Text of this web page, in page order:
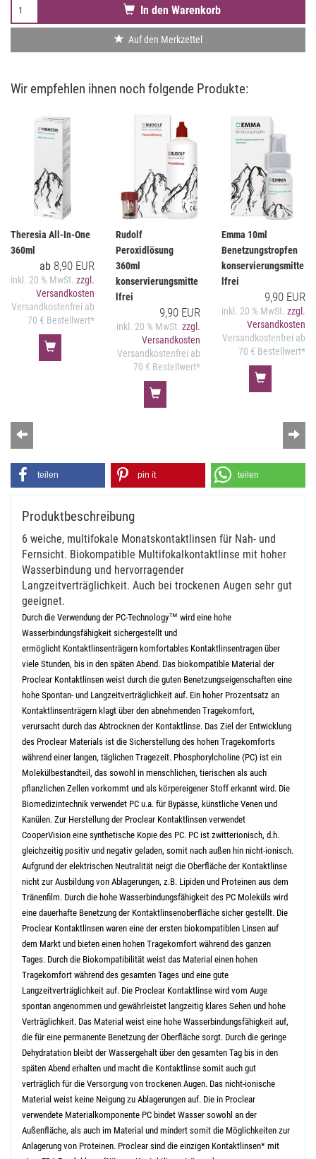
In den Warenkorb
Auf den Merkzettel
Wir empfehlen ihnen noch folgende Produkte:
Theresia All-In-One
360ml
ab 8,90 EUR
inkl. 20 % MwSt.zzgl.
Versandkosten
Versandkostenfrei ab
70 € Bestellwert*
Rudolf
Peroxidlösung
360ml
konservierungsmitte
lfrei
9,90 EUR
inkl. 20 % MwSt. zzgl.
Versandkosten
Versandkostenfrei ab
70 € Bestellwert*
Emma 10ml
Benetzungstropfen
konservierungsmitte
lfrei
9,90 EUR
inkl. 20 % MwSt. zzgl.
Versandkosten
Versandkostenfrei ab
70 € Bestellwert*
Zurück
teilen pin it teilen
Produktbeschreibung
6 weiche, multifokale Monatskontaktlinsen für Nah- und
Fernsicht. Biokompatible Multifokalkontaktlinse mit hoher
Wasserbindung und hervorragender
Langzeitverträglichkeit. Auch bei trockenen Augen sehr gut
geeignet.
Durch die Verwendung der PC-Technology™ wird eine hohe
Wasserbindungsfähigkeit sichergestellt und
ermöglicht Kontaktlinsenträgern komfortables Kontaktlinsentragen über
viele Stunden, bis in den späten Abend. Das biokompatible Material der
Proclear Kontaktlinsen weist durch die guten Benetzungseigenschaften eine
hohe Spontan- und Langzeitverträglichkeit auf. Ein hoher Prozentsatz an
Kontaktlinsenträgern klagt über den abnehmenden Tragekomfort,
verursacht durch das Abtrocknen der Kontaktlinse. Das Ziel der Entwicklung
des Proclear Materials ist die Sicherstellung des hohen Tragekomforts
während einer langen, täglichen Tragezeit. Phosphorylcholine (PC) ist ein
Molekülbestandteil, das sowohl in menschlichen, tierischen als auch
pflanzlichen Zellen vorkommt und als körpereigener Stoff erkannt wird. Die
Biomedizintechnik verwendet PC u.a. für Bypässe, künstliche Venen und
Kanülen. Zur Herstellung der Proclear Kontaktlinsen verwendet
CooperVision eine synthetische Kopie des PC. PC ist zwitterionisch, d.h.
gleichzeitig positiv und negativ geladen, somit nach außen hin nicht-ionisch.
Aufgrund der elektrischen Neutralität neigt die Oberfläche der Kontaktlinse
nicht zur Ausbildung von Ablagerungen, z.B. Lipiden und Proteinen aus dem
Tränenfilm. Durch die hohe Wasserbindungsfähigkeit des PC Moleküls wird
eine dauerhafte Benetzung der Kontaktlinsenoberfläche sicher gestellt. Die
Proclear Kontaktlinsen waren eine der ersten biokompatiblen Linsen auf
dem Markt und bieten einen hohen Tragekomfort während des ganzen
Tages. Durch die Biokompatibilität weist das Material einen hohen
Tragekomfort während des gesamten Tages und eine gute
Langzeitverträglichkeit auf. Die Proclear Kontaktlinse wird vom Auge
spontan angenommen und gewährleistet langzeitig klares Sehen und hohe
Verträglichkeit. Das Material weist eine hohe Wasserbindungsfähigkeit auf,
die für eine permanente Benetzung der Oberfläche sorgt. Durch die geringe
Dehydratation bleibt der Wassergehalt über den gesamten Tag bis in den
späten Abend erhalten und macht die Kontaktlinse somit auch gut
verträglich für die Versorgung von trockenen Augen. Das nicht-ionische
Material weist keine Neigung zu Ablagerungen auf. Die in Proclear
verwendete Materialkomponente PC bindet Wasser sowohl an der
Außenfläche, als auch im Material und mindert somit die Möglichkeiten zur
Anlagerung von Proteinen. Proclear sind die einzigen Kontaktlinsen* mit